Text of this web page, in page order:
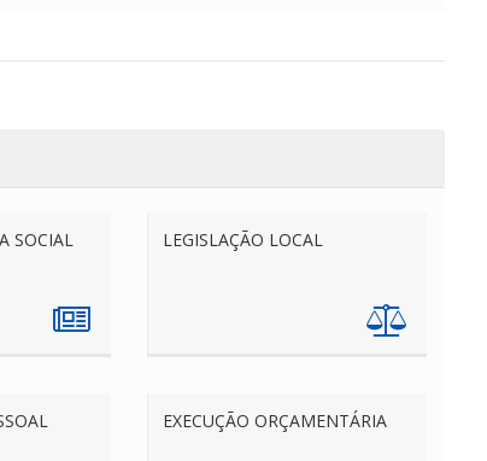
SOCIAL LEGISLAÇÃO LOCAL
EXECUÇÃO ORÇAMENTÁRIA